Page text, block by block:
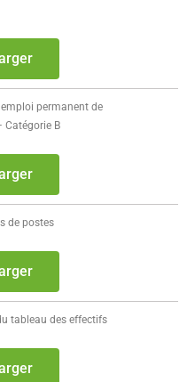
emploi permanent de
Catégorie B
de postes
tableau des effectifs